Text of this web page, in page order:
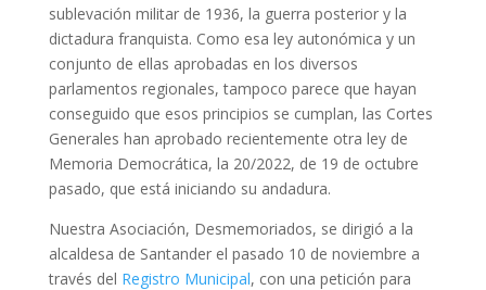
sublevación militar de 1936, la guerra posterior y la
dictadura franquista. Como esa ley autonómica y un
conjunto de ellas aprobadas en los diversos
parlamentos regionales, tampoco parece que hayan
conseguido que esos principios se cumplan, las Cortes
Generales han aprobado recientemente otra ley de
Memoria Democrática, la 20/2022, de 19 de octubre
pasado, que está iniciando su andadura.
Nuestra Asociación, Desmemoriados, se dirigió a la
alcaldesa de Santander el pasado 10 de noviembre a
través del Registro Municipal, con una petición para